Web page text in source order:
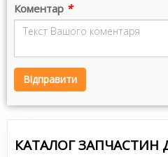
Коментар *
Відправити
КАТАЛОГ ЗАПЧАСТИН